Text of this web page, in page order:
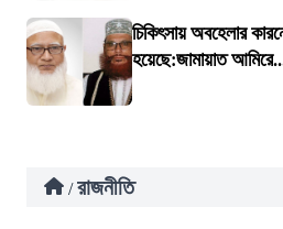
চিকিৎসায় অবহেলার
হয়েছে:জামায়াত
/ রাজনীতি